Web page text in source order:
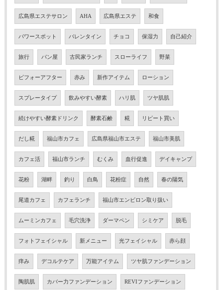
広島県エステサロン AHA 広島県エステ 和食
パワースポット バレンタイン チョコ 保湿力 自己紹介
旅行 パン屋 古民家ランチ スローライフ 野菜
ビフォーアフター 赤み 新作アイテム ローション
スプレータイプ 飲みやすい酵素 ハリ肌 ツヤ肌肌
続けやすい酵素ドリンク 酵素石鹸 糀 リピート買い
だし糀 福山市カフェ 広島県福山市エステ 福山市美肌
カフェ活 福山市ランチ むくみ 血行促進 デイキャンプ
花粉 湖畔 釣り 白鳥 花粉症 自然 春の陽気
尾道カフェ カフェランチ 福山市エンビロン取り扱い
ムーミンカフェ 毛穴洗浄 ダーマペン シミケア 脱毛
フォトフェイシャル 新メニュー 光フェイシャル 赤ら顔
痒み デコルテケア 万能アイテム ツヤ肌ファンデーション
陶肌肌 カバー力ファンデーション REVIファンデーション